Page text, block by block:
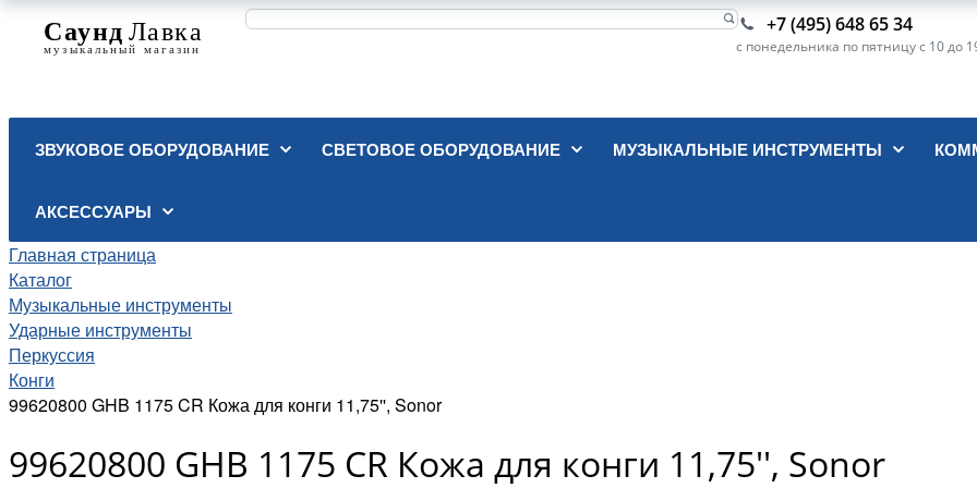
+7 (495) 648 65 34
с понедельника по пятницу с 10 до
ЗВУКОВОЕ ОБОРУДОВАНИЕ СВЕТОВОЕ ОБОРУДОВАНИЕ МУЗЫКАЛЬНЫЕ ИНСТРУМЕНТЫ
АКСЕССУАРЫ
Главная страница
Каталог
Музыкальные инструменты
Ударные инструменты
Перкуссия
Конги
99620800 GHB 1175 CR Кожа для конги 11,75'', Sonor
99620800 GHB 1175 CR Кожа для конги 11,75'', Sonor